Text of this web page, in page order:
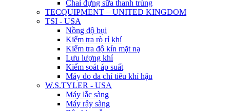
Chai đựng sữa thanh trùng
TECQUIPMENT – UNITED KINGDOM
TSI - USA
Nồng độ bụi
Kiểm tra rò rỉ khí
Kiểm tra độ kín mặt nạ
Lưu lượng khí
Kiểm soát áp suất
Máy đo đa chỉ tiêu khí hậu
W.S.TYLER - USA
Máy lắc sàng
Máy rây sàng